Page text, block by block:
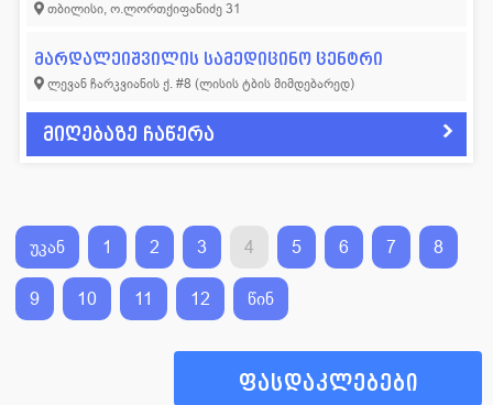
თბილისი, ო.ლორთქიფანიძე 31
მარდალეიშვილის სამედიცინო ცენტრი
ლევან ჩარკვიანის ქ. #8 (ლისის ტბის მიმდებარედ)
მიღებაზე ჩაწერა
უკან 1 2 3 4 5 6 7 8
9 10 11 12 წინ
ფასდაკლებები